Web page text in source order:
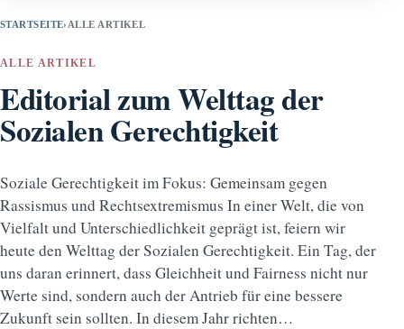
STARTSEITE› ALLE ARTIKEL
ALLE ARTIKEL
Editorial zum Welttag der
Sozialen Gerechtigkeit
Soziale Gerechtigkeit im Fokus: Gemeinsam gegen
Rassismus und Rechtsextremismus In einer Welt, die von
Vielfalt und Unterschiedlichkeit geprägt ist, feiern wir
heute den Welttag der Sozialen Gerechtigkeit. Ein Tag, der
uns daran erinnert, dass Gleichheit und Fairness nicht nur
Werte sind, sondern auch der Antrieb für eine bessere
Zukunft sein sollten. In diesem Jahr richten…